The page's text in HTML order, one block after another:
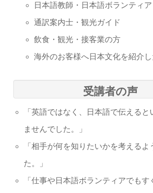
日本語教師・日本語ボランティア
通訳案内士・観光ガイド
飲食・観光・接客業の方
海外のお客様へ日本文化を紹介し
受講者の声
「英語ではなく、日本語で伝えると
ませんでした。」
「相手が何を知りたいかを考えるよ
た。」
「仕事や日本語ボランティアでも